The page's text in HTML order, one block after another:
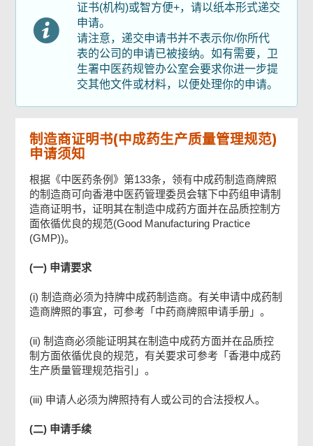
制造商证明书的领取安排
文件核对表
声明
选择电邮通知
公司负责人签署
检查及确认
证书(机构)或智方便+，请以纸本形式递交
申请。
请注意，递交申请书并不表示你/你所代
表的公司的申请已被接纳。如有需要，卫
生署中医药规管办公室会要求你进一步提
交其他文件或材料，以便处理你的申请。
制造商证明书(中成药生产质量管理规范)
申请须知
根据《中医药条例》第133条，领有中成药制造商牌照
的制造商可向香港中医药管理委员会辖下中药组申请制
造商证明书，证明其在制造中成药方面并在品质控制方
面依循优良的规范(Good Manufacturing Practice
(GMP))。
(一) 申请要求
(i) 制造商必须为持牌中成药制造商。有关申请中成药制
造商牌照的事宜，可参考「中药商牌照申请手册」。
(ii) 制造商必须能证明其在制造中成药方面并在品质控
制方面依循优良的规范，有关要求可参考「香港中成药
生产质量管理规范指引」。
(iii) 申请人必须为牌照持有人或公司的合法授权人。
(二) 申请手续